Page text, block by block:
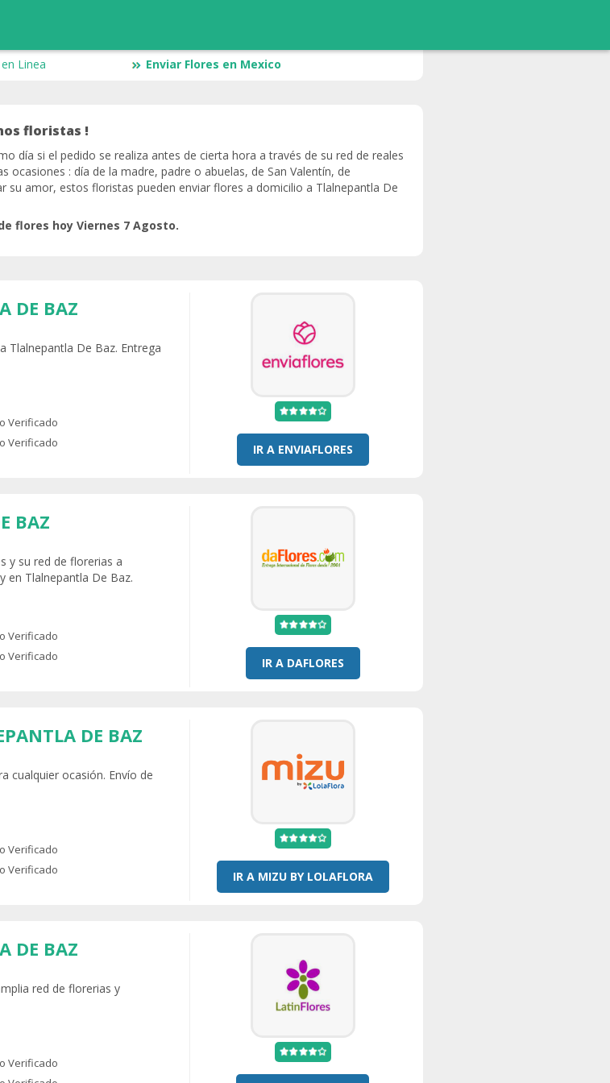
Linea Enviar Flores en Mexico
floristas !
día si el pedido se realiza antes de cierta hora a través de su red de reales
ocasiones : día de la madre, padre o abuelas, de San Valentín, de
amor, estos floristas pueden enviar flores a domicilio a Tlalnepantla De
flores hoy Viernes 7 Agosto.
DE BAZ
Tlalnepantla De Baz. Entrega
Verificado
Verificado
IR A ENVIAFLORES
BAZ
y su red de florerias a
en Tlalnepantla De Baz.
Verificado
Verificado
IR A DAFLORES
DE BAZ
cualquier ocasión. Envío de
Verificado
Verificado
IR A MIZU BY LOLAFLORA
DE BAZ
red de florerias y
Verificado